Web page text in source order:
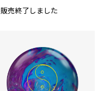
販売終了しました